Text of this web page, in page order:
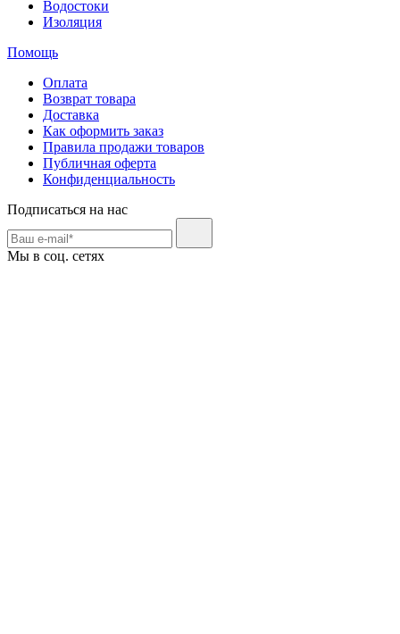
Водостоки
Изоляция
Помощь
Оплата
Возврат товара
Доставка
Как оформить заказ
Правила продажи товаров
Публичная оферта
Конфиденциальность
Подписаться на нас
Мы в соц. сетях